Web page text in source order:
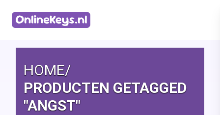
HOME/
PRODUCTEN GETAGGED
"ANGST"